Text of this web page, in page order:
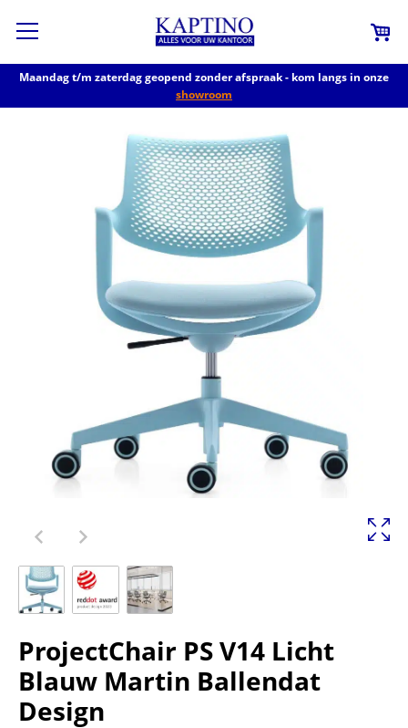
Maandag t/m zaterdag geopend zonder afspraak - kom langs in onze
showroom
ProjectChair PS V14 Licht
Blauw Martin Ballendat
Design